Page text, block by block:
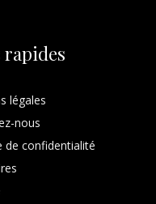
rapides
légales
nous
de confidentialité